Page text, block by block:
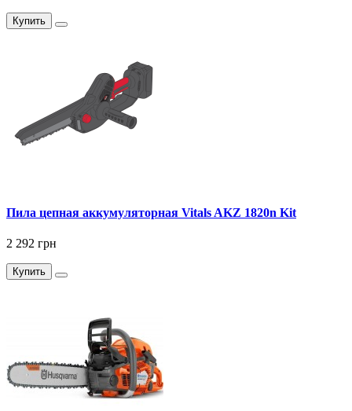
Купить
Пила цепная аккумуляторная Vitals AKZ 1820n Kit
2 292 грн
Купить